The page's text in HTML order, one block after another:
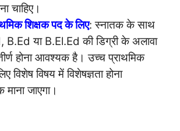
चाहिए।
शिक्षक पद के लिए: स्नातक के साथ
B.Ed या B.El.Ed की डिग्री के अलावा
होना आवश्यक है। उच्च प्राथमिक
विशेष विषय में विशेषज्ञता होना
माना जाएगा।